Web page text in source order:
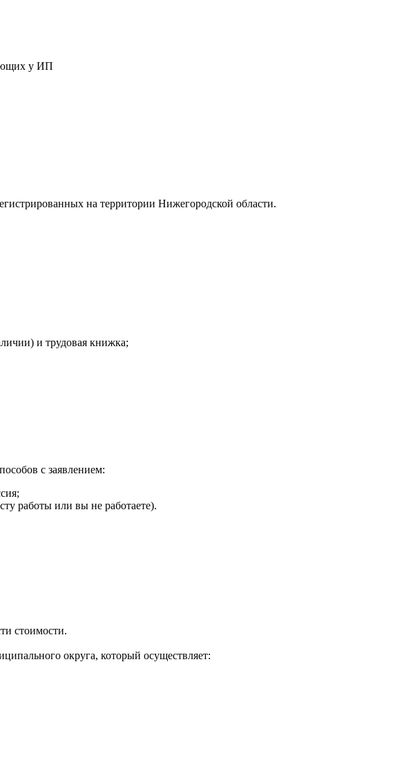
у ИП
на территории Нижегородской области.
и трудовая книжка;
с заявлением:
работы или вы не работаете).
стоимости.
округа, который осуществляет: